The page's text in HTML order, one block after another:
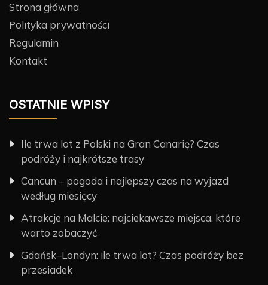
Strona główna
Polityka prywatności
Regulamin
Kontakt
OSTATNIE WPISY
Ile trwa lot z Polski na Gran Canarię? Czas
podróży i najkrótsze trasy
Cancun – pogoda i najlepszy czas na wyjazd
według miesięcy
Atrakcje na Malcie: najciekawsze miejsca, które
warto zobaczyć
Gdańsk–Londyn: ile trwa lot? Czas podróży bez
przesiadek